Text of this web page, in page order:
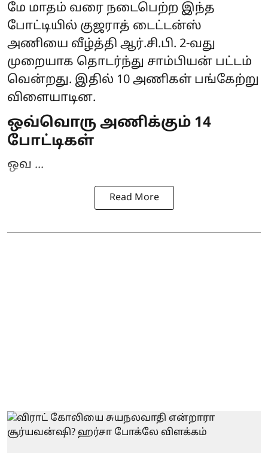
மே மாதம் வரை நடைபெற்ற இந்த
போட்டியில் குஜராத் டைட்டன்ஸ்
அணியை வீழ்த்தி ஆர்.சி.பி. 2-வது
முறையாக தொடர்ந்து சாம்பியன் பட்டம்
வென்றது. இதில் 10 அணிகள் பங்கேற்று
விளையாடின.
ஒவ்வொரு அணிக்கும் 14
போட்டிகள்
ஒவ ...
Read More